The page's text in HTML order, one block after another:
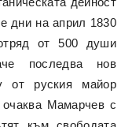
дни на април 1830
от 500 души
последва нов
от руския майор
Мамарчев с